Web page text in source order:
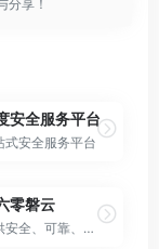
分享！
安全服务平台
式安全服务平台
零磐云
提供安全、可靠、高效的云计算产品与服务